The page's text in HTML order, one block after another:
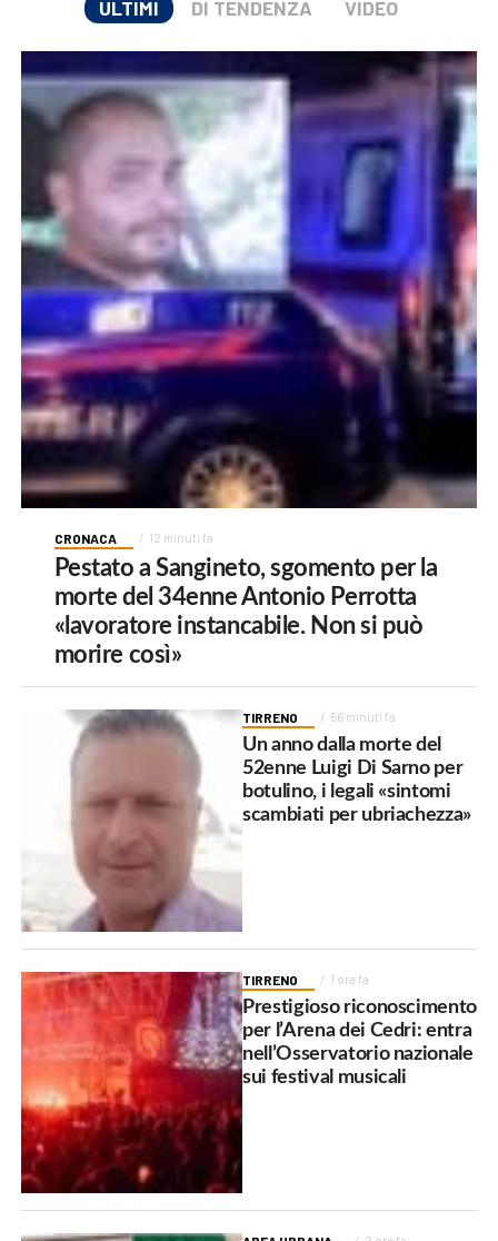
ULTIMI DI TENDENZA VIDEO
CRONACA 12 minuti fa
Pestato a Sangineto, sgomento per la
morte del 34enne Antonio Perrotta
«lavoratore instancabile. Non si può
morire così»
TIRRENO 56 minuti fa
Un anno dalla morte del
52enne Luigi Di Sarno per
botulino, i legali «sintomi
scambiati per ubriachezza»
TIRRENO 1 ora fa
Prestigioso riconoscimento
per l’Arena dei Cedri: entra
nell’Osservatorio nazionale
sui festival musicali